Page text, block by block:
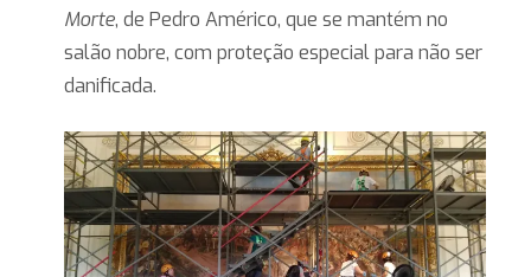
Morte, de Pedro Américo, que se mantém no
salão nobre, com proteção especial para não ser
danificada.